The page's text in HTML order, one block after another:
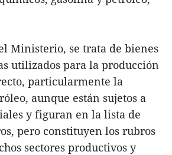
Ministerio, se trata de bienes
utilizados para la producción
particularmente la
aunque están sujetos a
y figuran en la lista de
pero constituyen los rubros
sectores productivos y